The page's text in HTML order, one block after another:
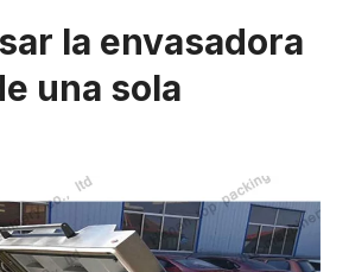
la envasadora
una sola